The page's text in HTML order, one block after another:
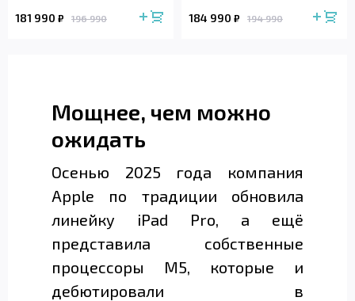
181 990 ₽ 196 990 184 990 ₽ 194 990
Мощнее, чем можно
ожидать
Осенью 2025 года компания
Apple по традиции обновила
линейку iPad Pro, а ещё
представила собственные
процессоры M5, которые и
дебютировали в